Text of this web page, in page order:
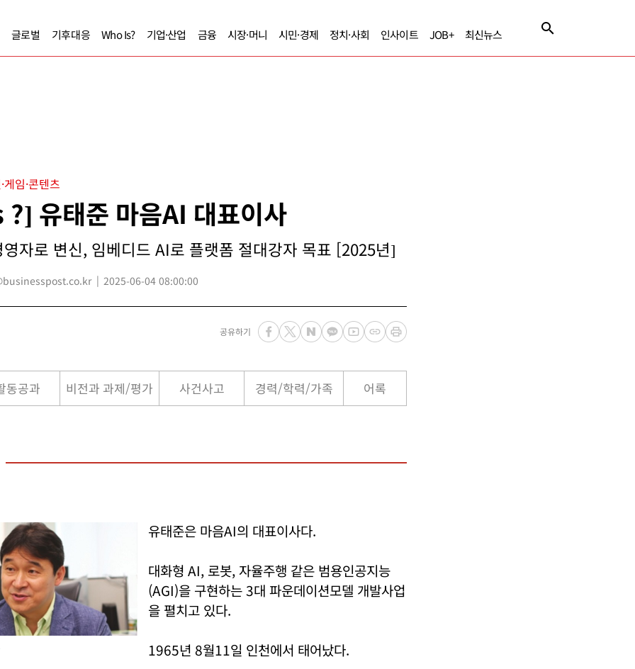
글로벌 기후대응 Who Is? 기업·산업 금융 시장·머니 시민·경제 정치·사회 인사이트 JOB+ 최신뉴스
임·콘텐츠
유태준 마음AI 대표이사
자로 변신, 임베디드 AI로 플랫폼 절대강자 목표 [2025년]
2025-06-04 08:00:00
공유하기
동공과 비전과 과제/평가 사건사고 경력/학력/가족 어록
유태준은 마음AI의 대표이사다.
대화형 AI, 로봇, 자율주행 같은 범용인공지능
(AGI)을 구현하는 3대 파운데이션모델 개발사업
을 펼치고 있다.
1965년 8월11일 인천에서 태어났다.